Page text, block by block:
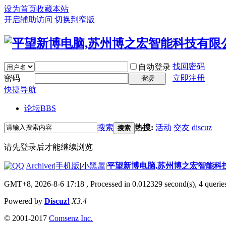
设为首页收藏本站
开启辅助访问 切换到窄版
自动登录 找回密码
密码
登录
立即注册
快捷导航
论坛BBS
搜索 搜索 热搜: 活动 交友 discuz
请先登录后才能继续浏览
|Archiver|手机版|小黑屋|平望新博电脑,苏州博之宏智能科
GMT+8, 2026-8-6 17:18 , Processed in 0.012329 second(s), 4
Powered by Discuz! X3.4
© 2001-2017 Comsenz Inc.